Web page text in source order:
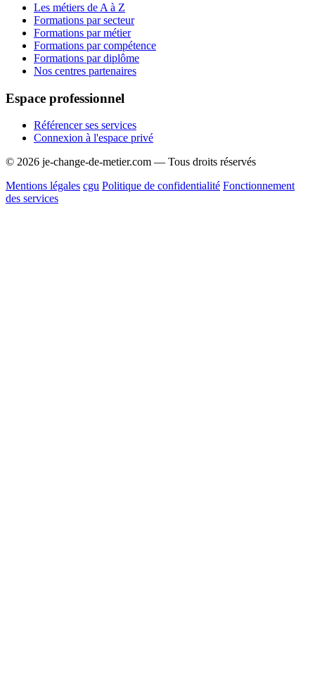
Les métiers de A à Z
Formations par secteur
Formations par métier
Formations par compétence
Formations par diplôme
Nos centres partenaires
Espace professionnel
Référencer ses services
Connexion à l'espace privé
© 2026 je-change-de-metier.com — Tous droits réservés
Mentions légales cgu Politique de confidentialité Fonctionnement
des services